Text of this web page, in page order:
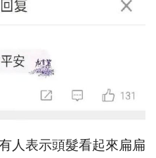
人表示頭髮看起來扁扁